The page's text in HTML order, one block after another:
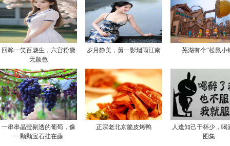
回眸一笑百魅生，六宫粉黛
无颜色
岁月静美，剪一影烟雨江南 芜湖有个“松鼠小
一串串晶莹剔透的葡萄，像
一颗颗宝石挂在藤
正宗老北京脆皮烤鸭
人逢知己千杯少，喝
图集